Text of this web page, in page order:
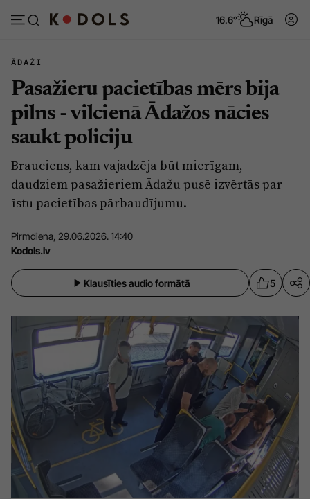
16.6° Rīgā
Abonēt Pieslēgties
Ziņas
Politika
Pašvaldības
Veselība
Ģimene
Vide
Drošība
Viedokļi
Sarunas
Pasākumi
Pierīga
Ādaži
Ķekava
Mārupe
Projekti
Mediju atbalsta fonds
Zivju fonds
Zaļā nākotne
ĀDAŽI
Pasažieru pacietības mērs bija
pilns - vilcienā Ādažos nācies
saukt policiju
Brauciens, kam vajadzēja būt mierīgam,
daudziem pasažieriem Ādažu pusē izvērtās par
īstu pacietības pārbaudījumu.
Pirmdiena, 29.06.2026. 14:40
Kodols.lv
Klausīties audio formātā 5